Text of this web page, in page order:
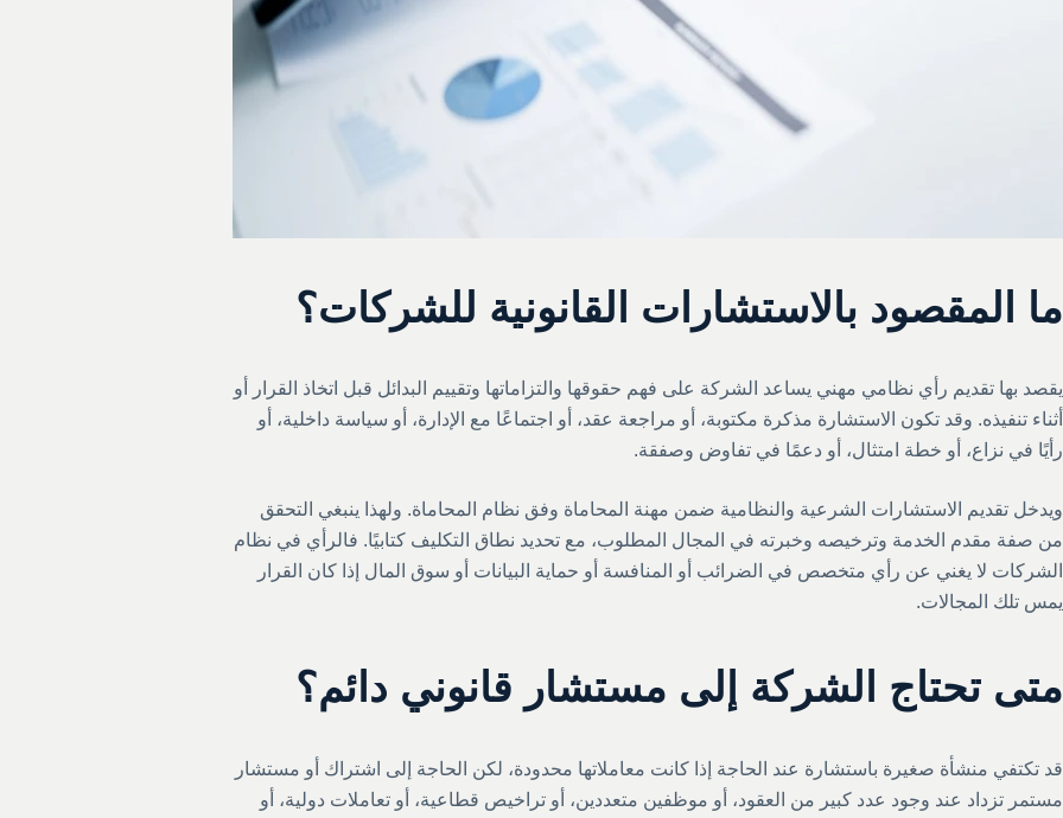
ما المقصود بالاستشارات القانونية للشركات؟
يقصد بها تقديم رأي نظامي مهني يساعد الشركة على فهم حقوقها والتزاماتها وتقييم البدائل قبل اتخاذ القرار أو
أثناء تنفيذه. وقد تكون الاستشارة مذكرة مكتوبة، أو مراجعة عقد، أو اجتماعًا مع الإدارة، أو سياسة داخلية، أو
رأيًا في نزاع، أو خطة امتثال، أو دعمًا في تفاوض وصفقة.
ويدخل تقديم الاستشارات الشرعية والنظامية ضمن مهنة المحاماة وفق نظام المحاماة. ولهذا ينبغي التحقق
من صفة مقدم الخدمة وترخيصه وخبرته في المجال المطلوب، مع تحديد نطاق التكليف كتابيًا. فالرأي في نظام
الشركات لا يغني عن رأي متخصص في الضرائب أو المنافسة أو حماية البيانات أو سوق المال إذا كان القرار
يمس تلك المجالات.
متى تحتاج الشركة إلى مستشار قانوني دائم؟
قد تكتفي منشأة صغيرة باستشارة عند الحاجة إذا كانت معاملاتها محدودة، لكن الحاجة إلى اشتراك أو مستشار
مستمر تزداد عند وجود عدد كبير من العقود، أو موظفين متعددين، أو تراخيص قطاعية، أو تعاملات دولية، أو